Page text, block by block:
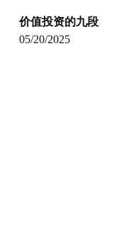
价值投资的九段
05/20/2025